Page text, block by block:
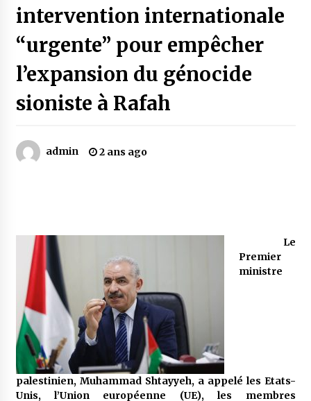
Mythes et croyances / L’hospitalité des
4 ans ago
Quand on va vite
5 ans ago
5 ans ago
Le monstrueux vieillard (Un récit du Sud
algérien)
5 ans ago
Rencontre nocturne dans le désert (Un conte
touareg)
5 ans ago
Un conte targui/ Quand la tête est vide
intervention internationale
“urgente” pour empêcher
l’expansion du génocide
sioniste à Rafah
admin 2 ans ago
Le
Premier
ministre
palestinien, Muhammad Shtayyeh, a appelé les Etats-
Unis, l’Union européenne (UE), les membres